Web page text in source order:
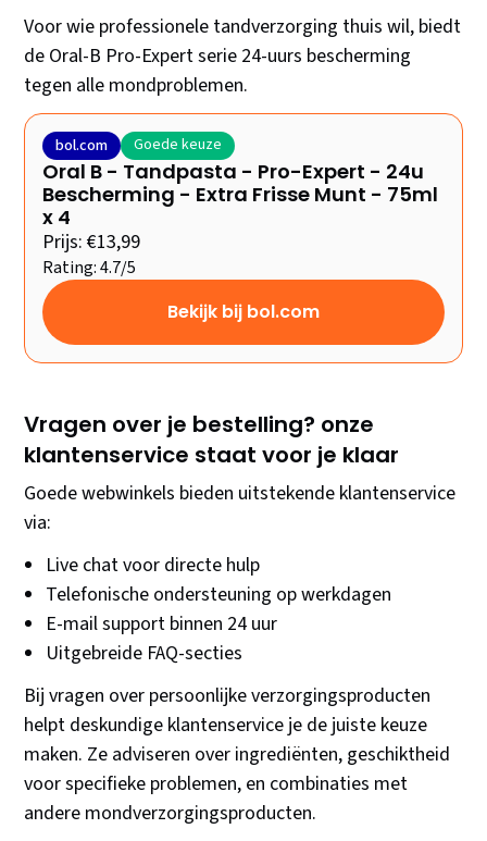
Voor wie professionele tandverzorging thuis wil, biedt
de Oral-B Pro-Expert serie 24-uurs bescherming
tegen alle mondproblemen.
bol.com Goede keuze
Oral B - Tandpasta - Pro-Expert - 24u
Bescherming - Extra Frisse Munt - 75ml
x 4
Prijs: €13,99
Rating: 4.7/5
Bekijk bij bol.com
Vragen over je bestelling? onze
klantenservice staat voor je klaar
Goede webwinkels bieden uitstekende klantenservice
via:
Live chat voor directe hulp
Telefonische ondersteuning op werkdagen
E-mail support binnen 24 uur
Uitgebreide FAQ-secties
Bij vragen over persoonlijke verzorgingsproducten
helpt deskundige klantenservice je de juiste keuze
maken. Ze adviseren over ingrediënten, geschiktheid
voor specifieke problemen, en combinaties met
andere mondverzorgingsproducten.